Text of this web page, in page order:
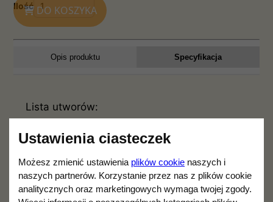
Ilość DO KOSZYKA
Opis produktu Specyfikacja
Lista utworów:
All the Tired Horses
I Forgot More Than You’ll Ever Know
Days of 49
Early Mornin’ Rain
Ustawienia ciasteczek
Możesz zmienić ustawienia plików cookie naszych i
naszych partnerów. Korzystanie przez nas z plików cookie
analitycznych oraz marketingowych wymaga twojej zgody.